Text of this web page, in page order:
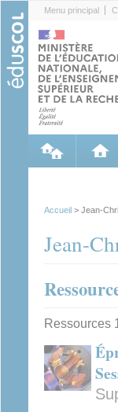
Menu principal
Accueil > Jean-
Jean-
Ressources